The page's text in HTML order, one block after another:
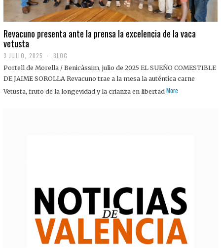
Revacuno presenta ante la prensa la excelencia de la vaca
vetusta
3 JULIO, 2025
J
U
I
BLOG
Portell de Morella / Benicàssim, julio de 2025 EL SUEÑO COMESTIBLE
DE JAIME SOROLLA Revacuno trae a la mesa la auténtica carne
Vetusta, fruto de la longevidad y la crianza en libertad More